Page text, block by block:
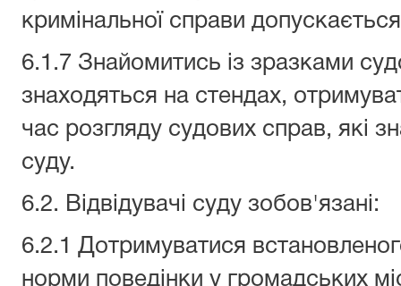
кримінальної справи
6.1.7 Знайомитись із зразками
знаходяться на стендах,
час розгляду судових справ, які
суду.
6.2. Відвідувачі суду зобов'язані:
6.2.1 Дотримуватися
норми поведінки у громадських